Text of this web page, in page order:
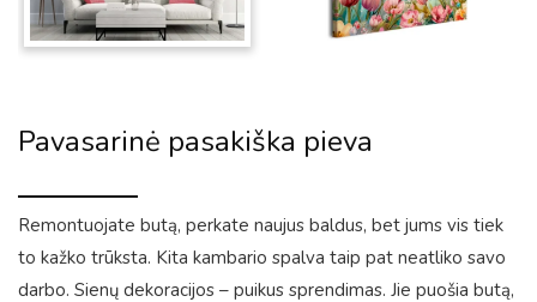
Pavasarinė pasakiška pieva
Remontuojate butą, perkate naujus baldus, bet jums vis tiek
to kažko trūksta. Kita kambario spalva taip pat neatliko savo
darbo. Sienų dekoracijos – puikus sprendimas. Jie puošia butą,